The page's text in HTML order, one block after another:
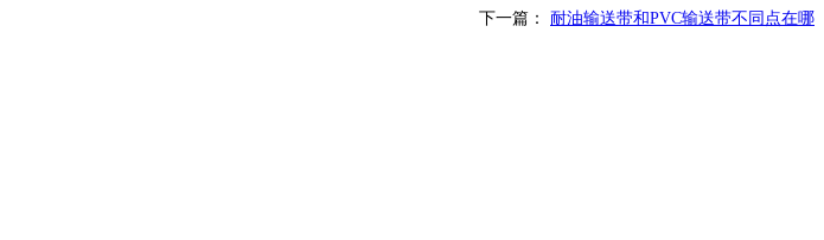
下一篇： 耐油输送带和PVC输送带不同点在哪